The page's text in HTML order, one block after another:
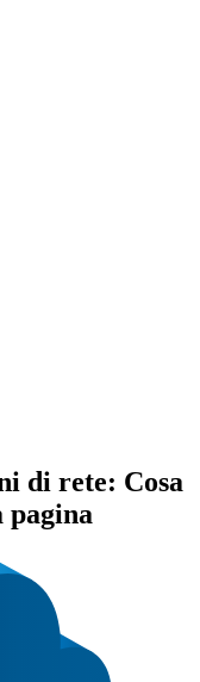
di rete: Cosa
pagina